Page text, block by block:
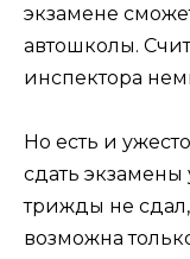
экзамене
автошколы.
инспектора
Но есть и
сдать экзамены
трижды не
возможна